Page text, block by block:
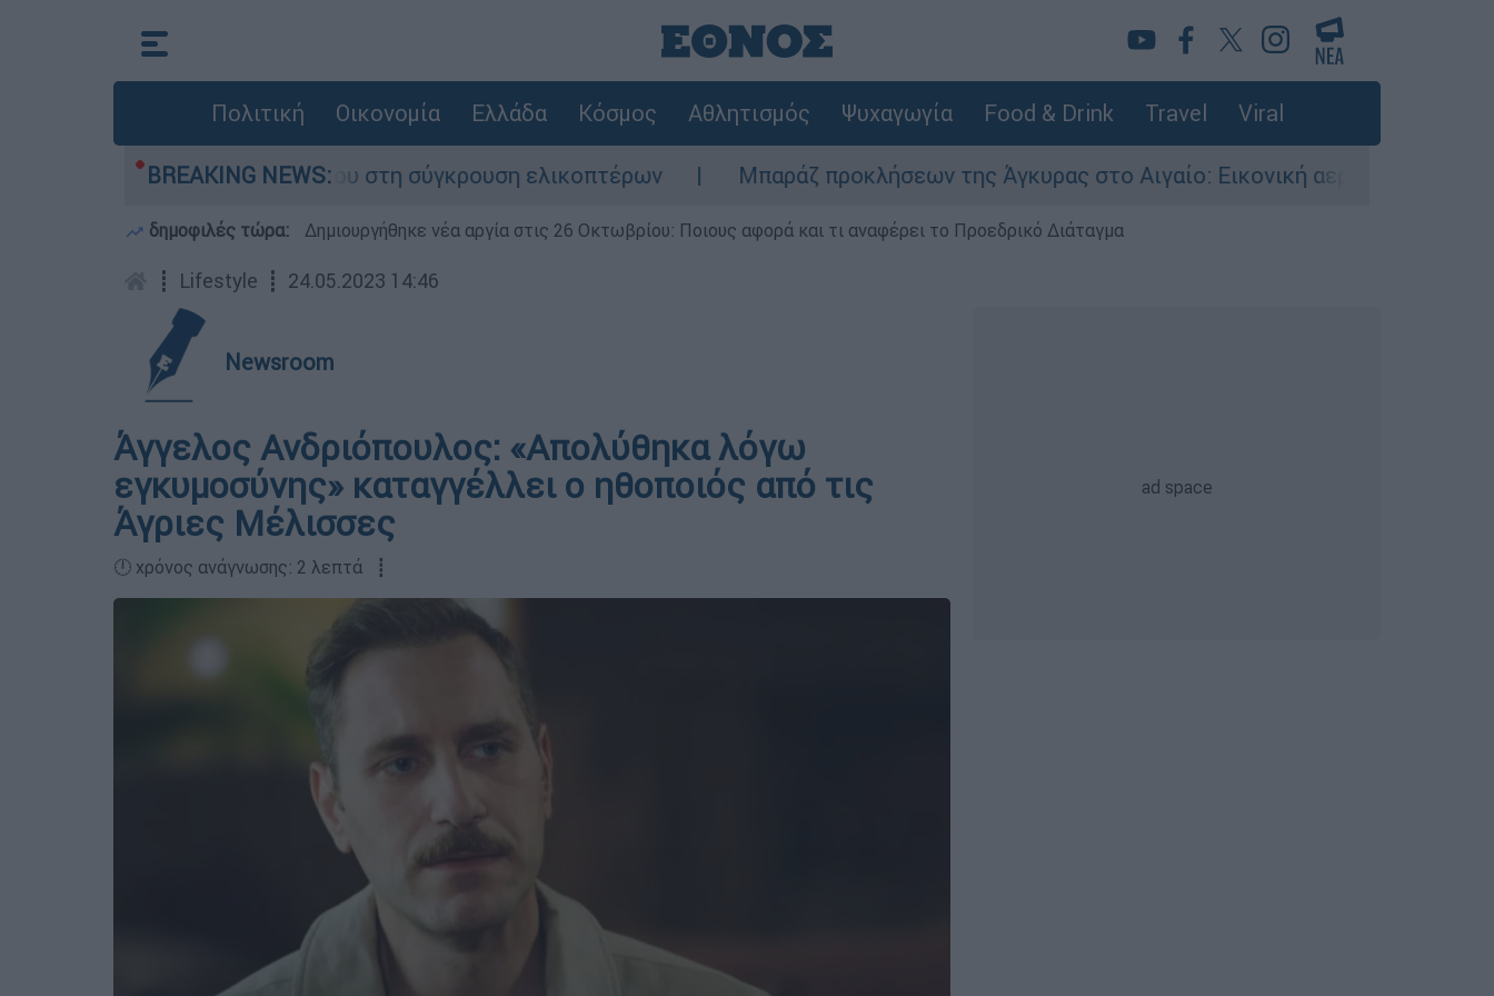
Πολιτική Οικονομία Ελλάδα Κόσμος Αθλητισμός Ψυχαγωγία Food & Drink Travel Viral
BREAKING NEWS:
που έχασε τη ζωή του στη σύγκρουση ελικοπτέρων Μπαράζ προκλήσεων της Άγκυρας στο Αιγαίο: Εικονική αερομαχία ανάμεσα σε
δημοφιλές τώρα: Δημιουργήθηκε νέα αργία στις 26 Οκτωβρίου: Ποιους αφορά και τι αναφέρει το Προεδρικό Διάταγμα
┋ Lifestyle ┋ 24.05.2023 14:46
Newsroom
Άγγελος Ανδριόπουλος: «Απολύθηκα λόγω
εγκυμοσύνης» καταγγέλλει ο ηθοποιός από τις
Άγριες Μέλισσες
🕛 χρόνος ανάγνωσης: 2 λεπτά ┋